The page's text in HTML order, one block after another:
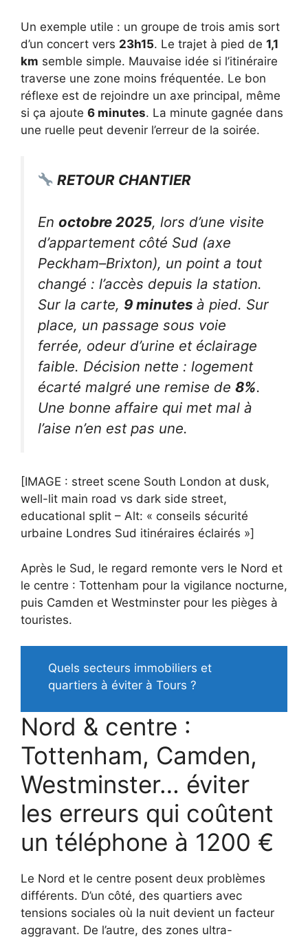
Un exemple utile : un groupe de trois amis sort
d’un concert vers 23h15. Le trajet à pied de 1,1
km semble simple. Mauvaise idée si l’itinéraire
traverse une zone moins fréquentée. Le bon
réflexe est de rejoindre un axe principal, même
si ça ajoute 6 minutes. La minute gagnée dans
une ruelle peut devenir l’erreur de la soirée.
RETOUR CHANTIER
En octobre 2025, lors d’une visite
d’appartement côté Sud (axe
Peckham–Brixton), un point a tout
changé : l’accès depuis la station.
Sur la carte, 9 minutes à pied. Sur
place, un passage sous voie
ferrée, odeur d’urine et éclairage
faible. Décision nette : logement
écarté malgré une remise de 8%.
Une bonne affaire qui met mal à
l’aise n’en est pas une.
[IMAGE : street scene South London at dusk,
well-lit main road vs dark side street,
educational split – Alt: « conseils sécurité
urbaine Londres Sud itinéraires éclairés »]
Après le Sud, le regard remonte vers le Nord et
le centre : Tottenham pour la vigilance nocturne,
puis Camden et Westminster pour les pièges à
touristes.
Quels secteurs immobiliers et
quartiers à éviter à Tours ?
Nord & centre :
Tottenham, Camden,
Westminster… éviter
les erreurs qui coûtent
un téléphone à 1200 €
Le Nord et le centre posent deux problèmes
différents. D’un côté, des quartiers avec
tensions sociales où la nuit devient un facteur
aggravant. De l’autre, des zones ultra-